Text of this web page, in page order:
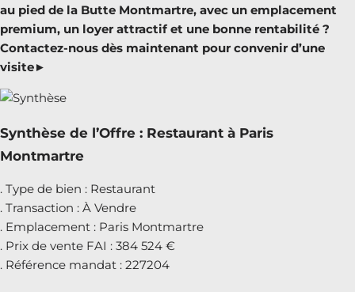
au pied de la Butte Montmartre, avec un emplacement
premium, un loyer attractif et une bonne rentabilité ?
Contactez-nous dès maintenant pour convenir d’une
visite►
Synthèse de l’Offre : Restaurant à Paris
Montmartre
. Type de bien : Restaurant
. Transaction : À Vendre
. Emplacement : Paris Montmartre
. Prix de vente FAI : 384 524 €
. Référence mandat : 227204